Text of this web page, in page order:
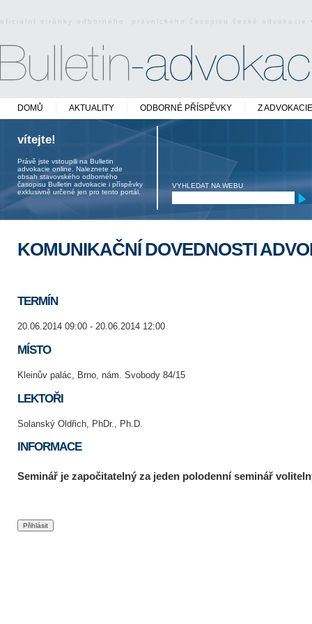
oficiální stránky odborného právnického časopisu české
DOMŮ AKTUALITY ODBORNÉ PŘÍSPĚVKY Z ADVOKACIE
vítejte!
Právě jste vstoupili na Bulletin
advokacie online. Naleznete zde
obsah stavovského odborného
časopisu Bulletin advokacie i příspěvky
exklusivně určené jen pro tento portál.
VYHLEDAT NA WEBU
KOMUNIKAČNÍ DOVEDNOSTI
TERMÍN
20.06.2014 09:00 - 20.06.2014 12:00
MÍSTO
Kleinův palác, Brno, nám. Svobody 84/15
LEKTOŘI
Solanský Oldřich, PhDr., Ph.D.
INFORMACE
Seminář je započitatelný za jeden polodenní seminář